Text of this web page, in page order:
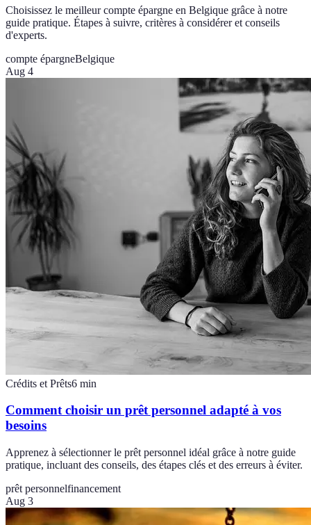
Choisissez le meilleur compte épargne en Belgique grâce à notre
guide pratique. Étapes à suivre, critères à considérer et conseils
d'experts.
compte épargneBelgique
Aug 4
Crédits et Prêts6 min
Comment choisir un prêt personnel adapté à vos
besoins
Apprenez à sélectionner le prêt personnel idéal grâce à notre guide
pratique, incluant des conseils, des étapes clés et des erreurs à éviter.
prêt personnelfinancement
Aug 3